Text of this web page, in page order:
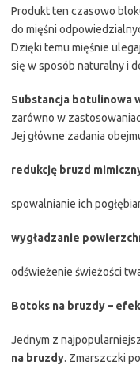
Produkt ten czasowo
do mięśni
Dzięki temu mięśnie
się w sposób naturalny i
Substancja botulinowa
zarówno w
Jej główne zadania
redukcję bruzd
spowalnianie ich
wygładzanie
odświeżenie świeżości
Botoks na bruzdy –
Jednym z
na bruzdy. Zmarszczki